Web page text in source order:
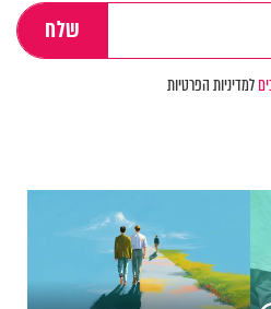
למדיניות הפרטיות